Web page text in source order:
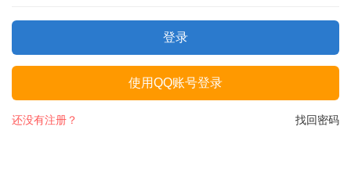
登录
使用QQ账号登录
找回密码
还没有注册？